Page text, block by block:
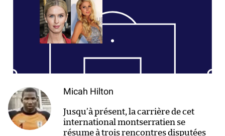
Micah Hilton
Jusqu’à présent, la carrière de cet
international montserratien se
résume à trois rencontres disputées